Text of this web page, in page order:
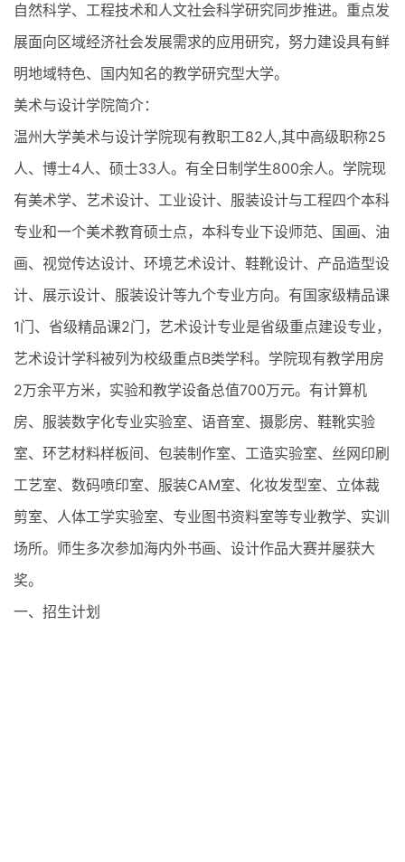
自然科学、工程技术和人文社会科学研究同步推进。重点发
展面向区域经济社会发展需求的应用研究，努力建设具有鲜
明地域特色、国内知名的教学研究型大学。
美术与设计学院简介：
温州大学美术与设计学院现有教职工82人,其中高级职称25
人、博士4人、硕士33人。有全日制学生800余人。学院现
有美术学、艺术设计、工业设计、服装设计与工程四个本科
专业和一个美术教育硕士点，本科专业下设师范、国画、油
画、视觉传达设计、环境艺术设计、鞋靴设计、产品造型设
计、展示设计、服装设计等九个专业方向。有国家级精品课
1门、省级精品课2门，艺术设计专业是省级重点建设专业，
艺术设计学科被列为校级重点B类学科。学院现有教学用房
2万余平方米，实验和教学设备总值700万元。有计算机
房、服装数字化专业实验室、语音室、摄影房、鞋靴实验
室、环艺材料样板间、包装制作室、工造实验室、丝网印刷
工艺室、数码喷印室、服装CAM室、化妆发型室、立体裁
剪室、人体工学实验室、专业图书资料室等专业教学、实训
场所。师生多次参加海内外书画、设计作品大赛并屡获大
奖。
一、招生计划